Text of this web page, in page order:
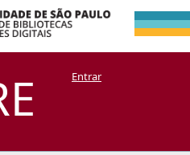
por:
+ CoriscoEntrar